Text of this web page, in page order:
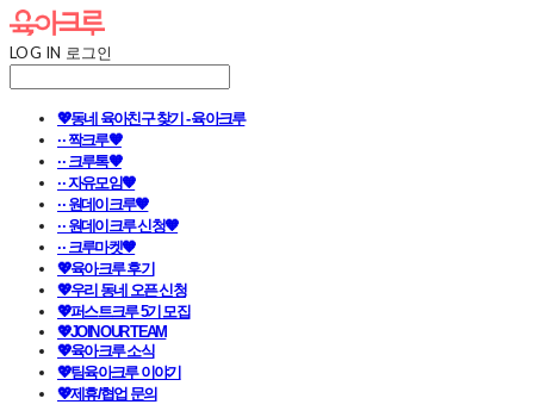
LOG IN 로그인
💖동네 육아친구 찾기 - 육아크루
· · 짝크루🧡
· · 크루톡🧡
· · 자유모임🧡
· · 원데이크루🧡
· · 원데이크루 신청🧡
· · 크루마켓🧡
💖육아크루 후기
💖우리 동네 오픈 신청
💖퍼스트크루 5기 모집
💖JOIN OUR TEAM
💖육아크루 소식
💖팀육아크루 이야기
💖제휴/협업 문의